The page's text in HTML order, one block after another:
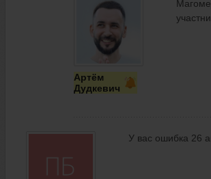
Артём
Дудкевич
У вас ошибка 26